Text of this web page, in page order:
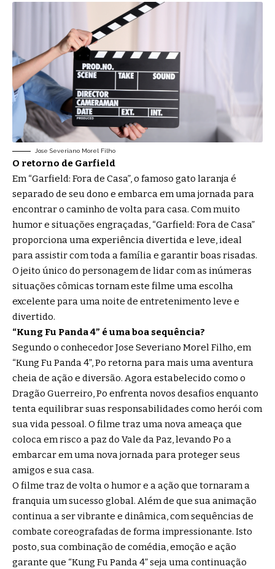
Jose Severiano Morel Filho
O retorno de Garfield
Em “Garfield: Fora de Casa”, o famoso gato laranja é
separado de seu dono e embarca em uma jornada para
encontrar o caminho de volta para casa. Com muito
humor e situações engraçadas, “Garfield: Fora de Casa”
proporciona uma experiência divertida e leve, ideal
para assistir com toda a família e garantir boas risadas.
O jeito único do personagem de lidar com as inúmeras
situações cômicas tornam este filme uma escolha
excelente para uma noite de entretenimento leve e
divertido.
“Kung Fu Panda 4” é uma boa sequência?
Segundo o conhecedor Jose Severiano Morel Filho, em
“Kung Fu Panda 4”, Po retorna para mais uma aventura
cheia de ação e diversão. Agora estabelecido como o
Dragão Guerreiro, Po enfrenta novos desafios enquanto
tenta equilibrar suas responsabilidades como herói com
sua vida pessoal. O filme traz uma nova ameaça que
coloca em risco a paz do Vale da Paz, levando Po a
embarcar em uma nova jornada para proteger seus
amigos e sua casa.
O filme traz de volta o humor e a ação que tornaram a
franquia um sucesso global. Além de que sua animação
continua a ser vibrante e dinâmica, com sequências de
combate coreografadas de forma impressionante. Isto
posto, sua combinação de comédia, emoção e ação
garante que “Kung Fu Panda 4” seja uma continuação